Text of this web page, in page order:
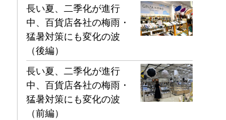
長い夏、二季化が進行
中、百貨店各社の梅雨・
猛暑対策にも変化の波
（後編）
長い夏、二季化が進行
中、百貨店各社の梅雨・
猛暑対策にも変化の波
（前編）